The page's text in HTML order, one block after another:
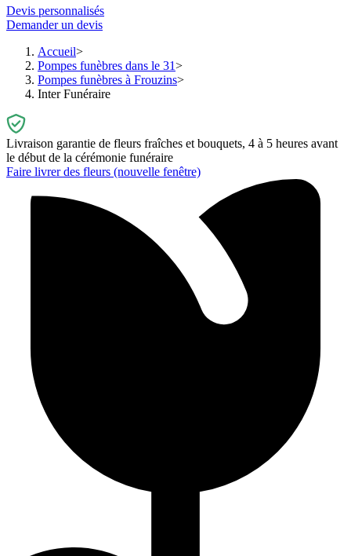
Devis personnalisés
Demander un devis
Accueil
Pompes funèbres dans le 31
Pompes funèbres à Frouzins
Inter Funéraire
Livraison garantie de fleurs fraîches et bouquets, 4 à 5 heures avant
le début de la cérémonie funéraire
Faire livrer des fleurs (nouvelle fenêtre)